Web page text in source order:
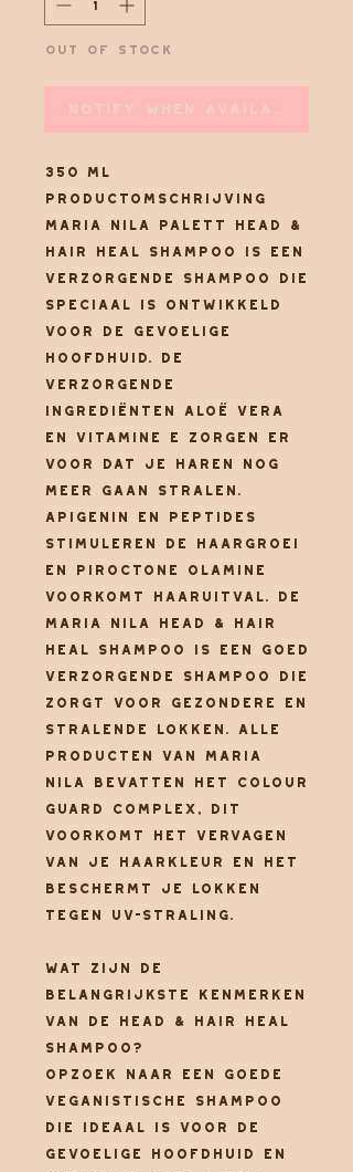
Out of Stock
Notify When Available
350 ML
Productomschrijving
Maria Nila Palett Head &
Hair Heal Shampoo
is een
verzorgende shampoo die
speciaal is ontwikkeld
voor de gevoelige
hoofdhuid. De
verzorgende
ingrediënten Aloë Vera
en Vitamine E zorgen er
voor dat je haren nog
meer gaan stralen.
Apigenin en peptides
stimuleren de haargroei
en Piroctone Olamine
voorkomt haaruitval. De
Maria Nila Head & Hair
Heal Shampoo is een goed
verzorgende Shampoo die
zorgt voor gezondere en
stralende lokken. Alle
producten van Maria
Nila bevatten het Colour
Guard Complex, dit
voorkomt het vervagen
van je haarkleur en het
beschermt je lokken
tegen UV-straling.
Wat zijn de
belangrijkste kenmerken
van de Head & Hair Heal
shampoo?
Opzoek naar een goede
veganistische shampoo
die ideaal is voor de
gevoelige hoofdhuid en